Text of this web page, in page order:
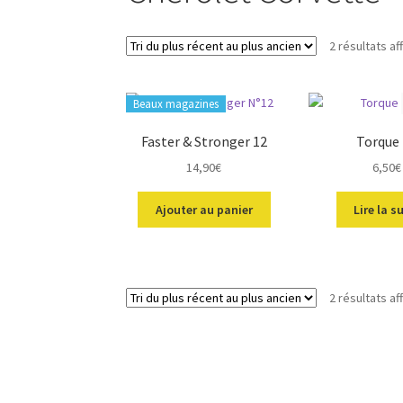
2 résultats
Beaux magazines
Faster & Stronger 12
14,90€
Ajouter au panier
Torque
6,50€
Lire la
2 résultats